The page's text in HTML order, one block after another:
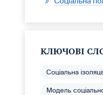
КЛЮЧОВІ
Соціальна
Модель